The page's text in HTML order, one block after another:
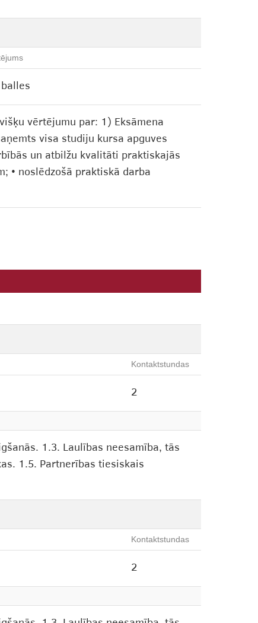
vērtējumu par: 1) Eksāmena
visa studiju kursa apguves
un atbilžu kvalitāti praktiskajās
• noslēdzošā praktiskā darba
Kontaktstundas
2
1.3. Laulības neesamība, tās
1.5. Partnerības tiesiskais
Kontaktstundas
2